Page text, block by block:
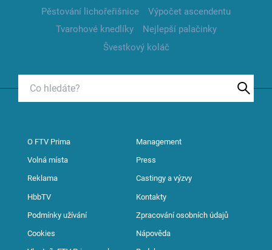
Pěstování lichořeřišnice
Výpočet ascendentu
Tvarohové knedlíky
Nejlepší palačinky
Švestkový koláč
O FTV Prima Management
Volná místa Press
Reklama Castingy a výzvy
HbbTV Kontakty
Podmínky užívání Zpracování osobních údajů
Cookies Nápověda